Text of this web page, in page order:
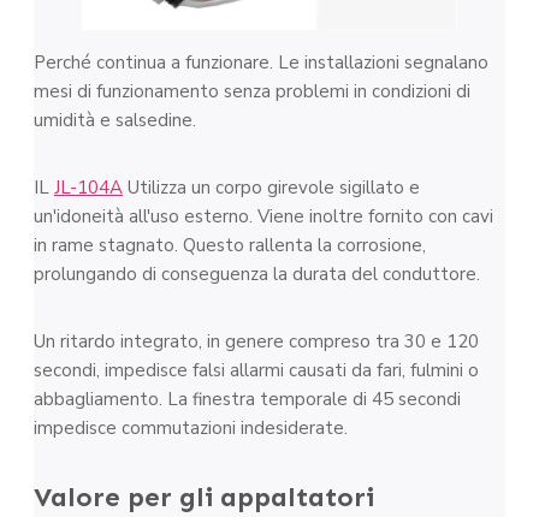
Perché continua a funzionare. Le installazioni segnalano
mesi di funzionamento senza problemi in condizioni di
umidità e salsedine.
IL JL-104A Utilizza un corpo girevole sigillato e
un'idoneità all'uso esterno. Viene inoltre fornito con cavi
in rame stagnato. Questo rallenta la corrosione,
prolungando di conseguenza la durata del conduttore.
Un ritardo integrato, in genere compreso tra 30 e 120
secondi, impedisce falsi allarmi causati da fari, fulmini o
abbagliamento. La finestra temporale di 45 secondi
impedisce commutazioni indesiderate.
Valore per gli appaltatori